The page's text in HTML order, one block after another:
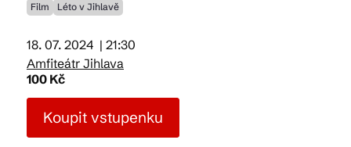
Tradiční akce
Články
Suvenýry
Film Léto v Jihlavě
18. 07. 2024 | 21:30
Amfiteátr Jihlava
100 Kč
Koupit vstupenku